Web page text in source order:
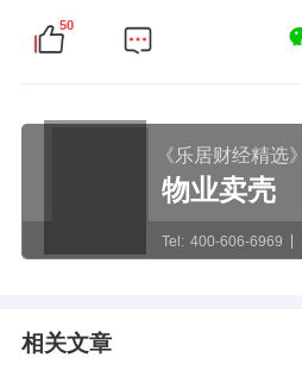
50
《乐居财经精选》
物业卖壳
Tel: 400-606-6969
相关文章